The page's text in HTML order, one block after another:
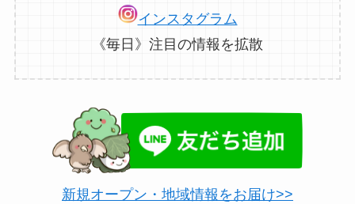
インスタグラム
《毎日》注目の情報を拡散
新規オープン・地域情報をお届け>>